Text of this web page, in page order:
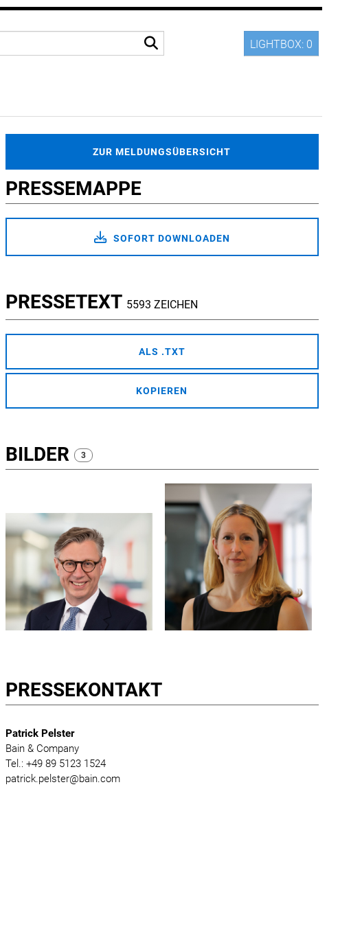
LIGHTBOX: 0
ZUR MELDUNGSÜBERSICHT
PRESSEMAPPE
SOFORT DOWNLOADEN
PRESSETEXT 5593 ZEICHEN
ALS .TXT
KOPIEREN
BILDER 3
PRESSE­KONTAKT
Patrick Pelster
Bain & Company
Tel.: +49 89 5123 1524
patrick.pelster@bain.com